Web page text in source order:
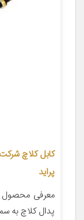
پراید
معرفی محصول
پدال کلاچ به